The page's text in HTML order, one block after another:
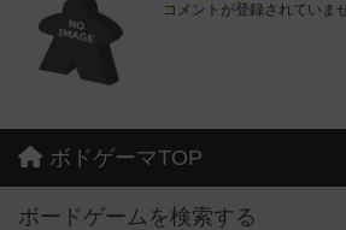
コメントが登録されていま
ボドゲーマTOP
ボードゲームを検索する